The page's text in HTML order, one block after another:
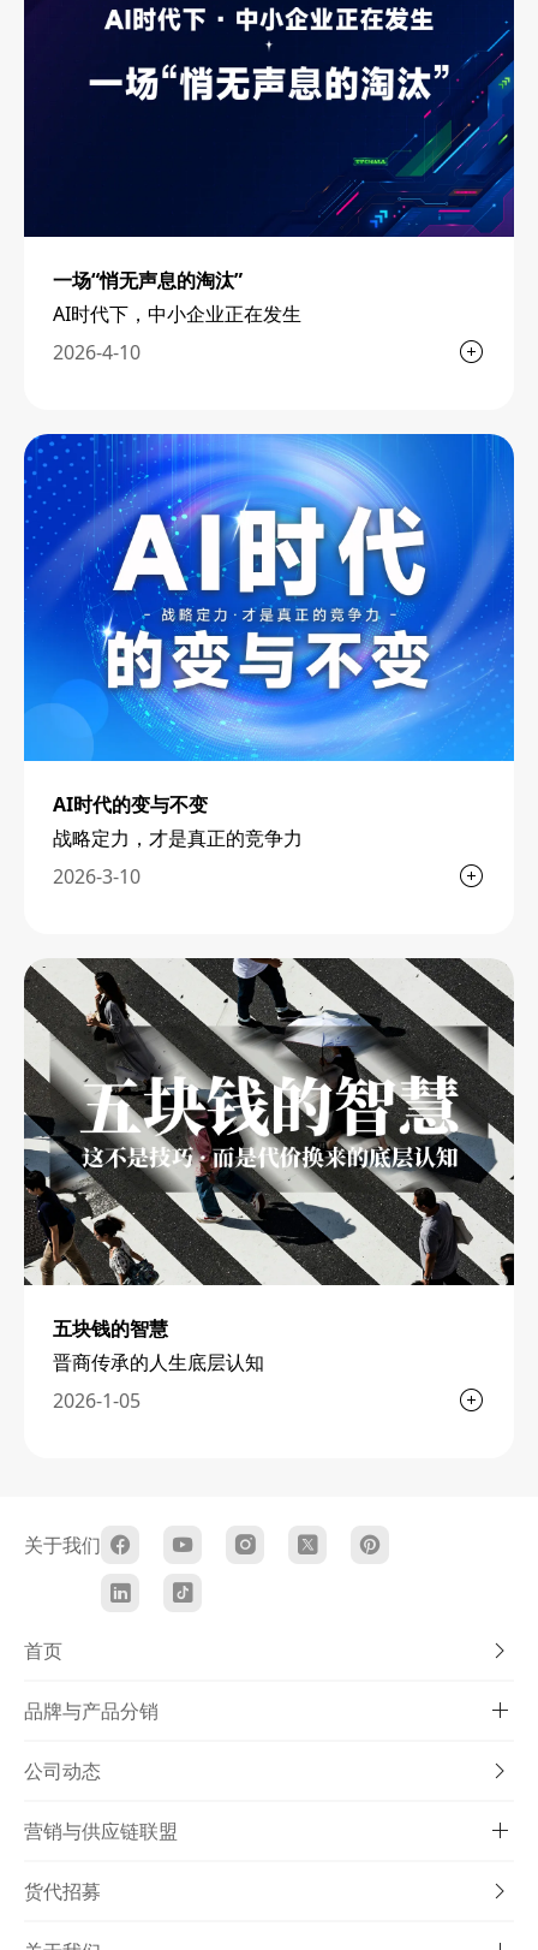
一场“悄无声息的淘汰”
AI时代下，中小企业正在发生
2026-4-10
AI时代的变与不变
战略定力，才是真正的竞争力
2026-3-10
五块钱的智慧
晋商传承的人生底层认知
2026-1-05
关于我们
首页
品牌与产品分销
公司动态
营销与供应链联盟
货代招募